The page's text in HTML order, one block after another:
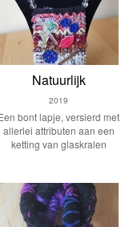
Natuurlijk
2019
bont lapje, versierd met
allerlei attributen aan een
ketting van glaskralen